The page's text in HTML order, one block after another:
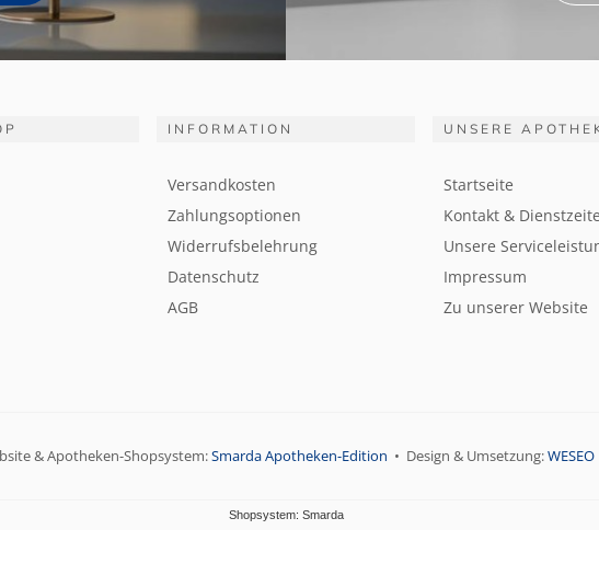
INFORMATION
Versandkosten
Zahlungsoptionen
Widerrufsbelehrung
Datenschutz
AGB
UNSERE
Startseite
Kontakt &
Unsere
Impressum
Zu unserer Website
& Apotheken-Shopsystem:Smarda Apotheken-Edition • Design & Umsetzung:WESEO
Shopsystem: Smarda